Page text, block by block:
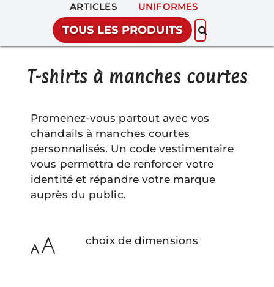
ARTICLES
UNIFORMES
TOUS LES PRODUITS
T-shirts à manches courtes
Promenez-vous partout avec vos
chandails à manches courtes
personnalisés. Un code vestimentaire
vous permettra de renforcer votre
identité et répandre votre marque
auprès du public.
choix de dimensions